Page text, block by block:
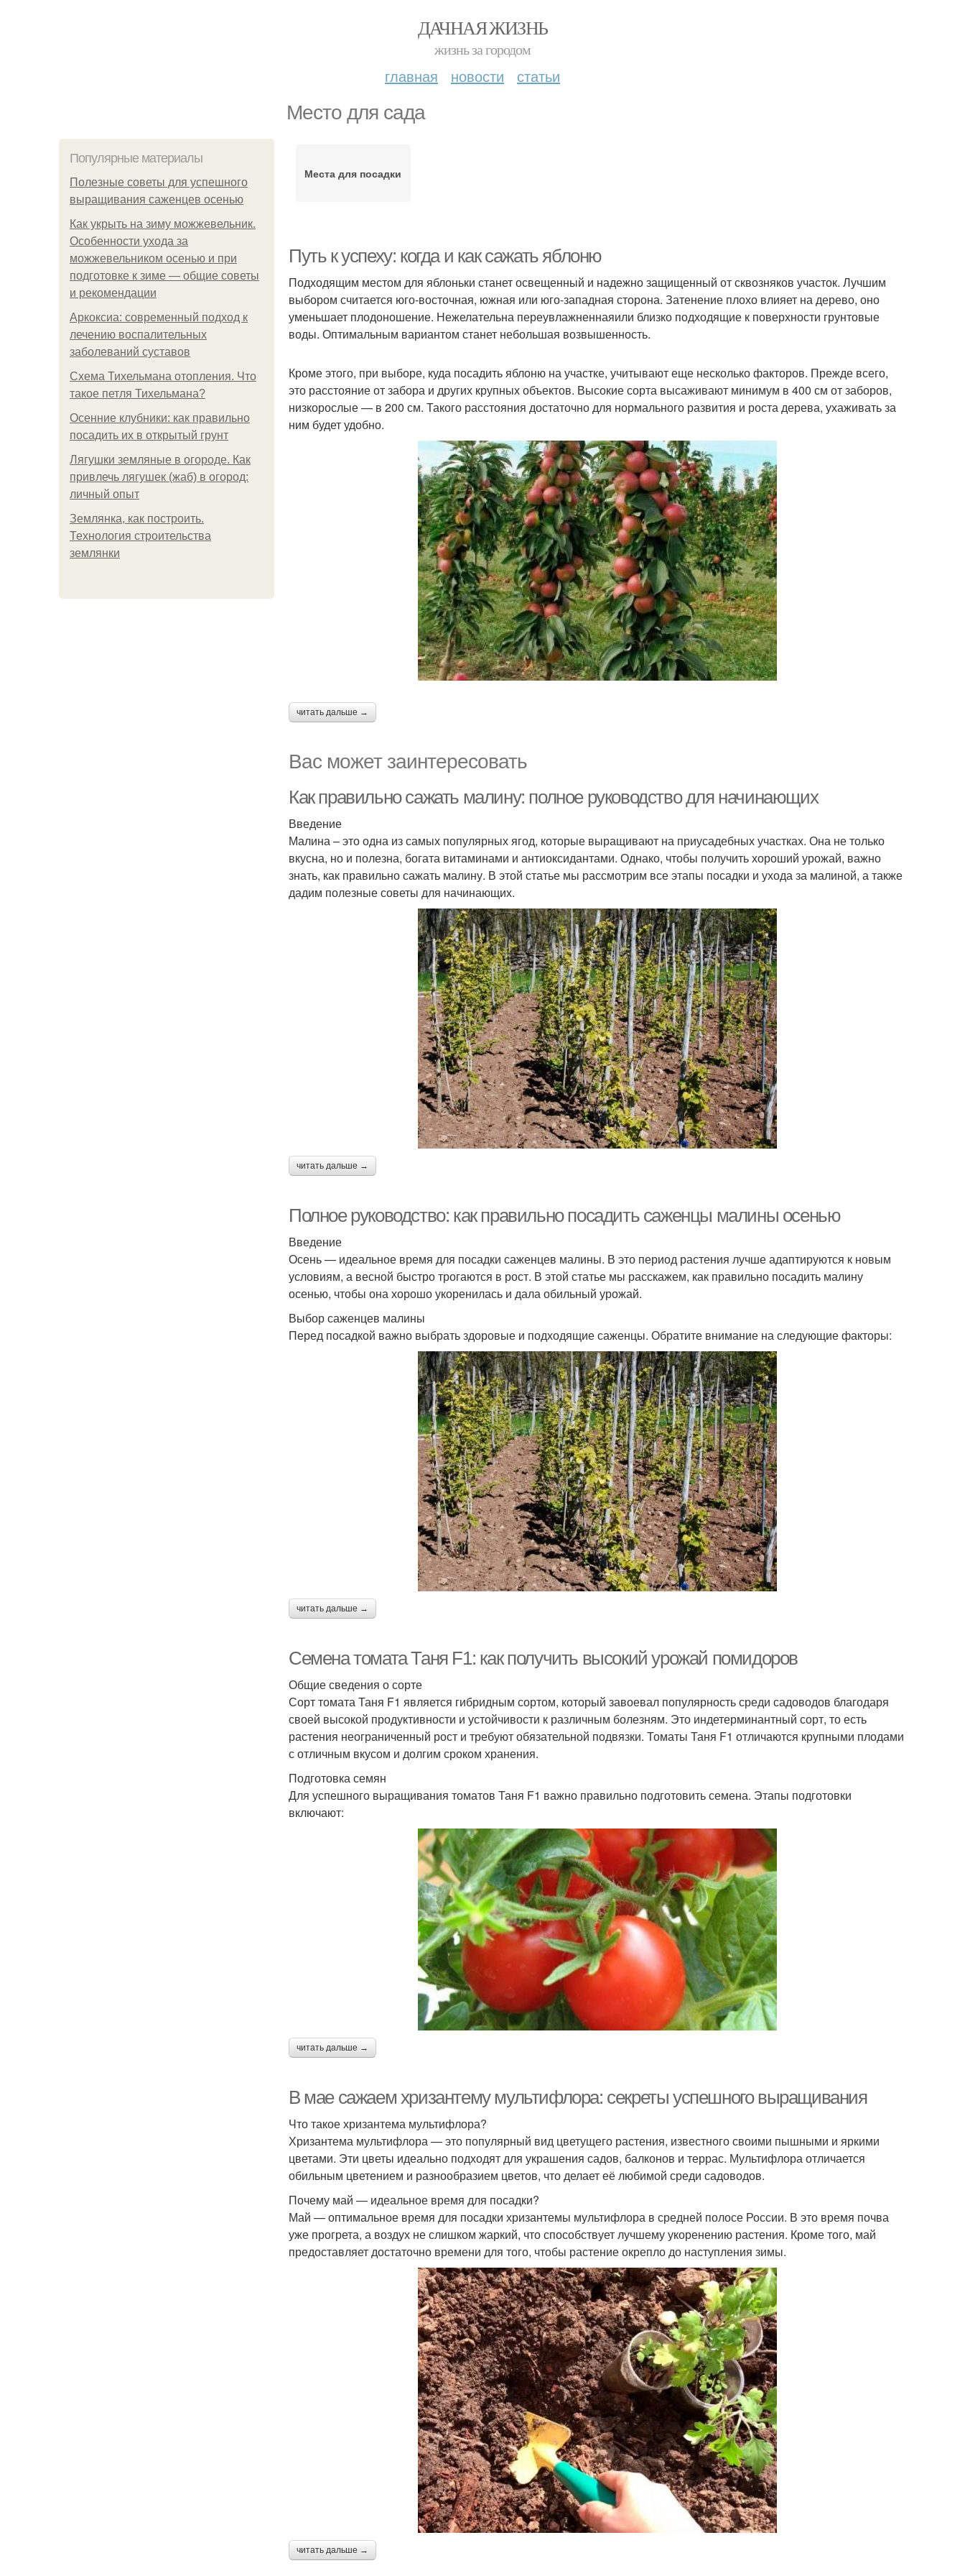
ДАЧНАЯ ЖИЗНЬ
жизнь за городом
главная новости статьи
Место для сада
Популярные материалы
Полезные советы для успешного
выращивания саженцев осенью
Как укрыть на зиму можжевельник.
Особенности ухода за
можжевельником осенью и при
подготовке к зиме — общие советы
и рекомендации
Аркоксиа: современный подход к
лечению воспалительных
заболеваний суставов
Схема Тихельмана отопления. Что
такое петля Тихельмана?
Осенние клубники: как правильно
посадить их в открытый грунт
Лягушки земляные в огороде. Как
привлечь лягушек (жаб) в огород:
личный опыт
Землянка, как построить.
Технология строительства
землянки
Места для посадки
Путь к успеху: когда и как сажать яблоню
Подходящим местом для яблоньки станет освещенный и надежно защищенный от сквозняков участок. Лучшим
выбором считается юго-восточная, южная или юго-западная сторона. Затенение плохо влияет на дерево, оно
уменьшает плодоношение. Нежелательна переувлажненнаяили близко подходящие к поверхности грунтовые
воды. Оптимальным вариантом станет небольшая возвышенность.
Кроме этого, при выборе, куда посадить яблоню на участке, учитывают еще несколько факторов. Прежде всего,
это расстояние от забора и других крупных объектов. Высокие сорта высаживают минимум в 400 см от заборов,
низкорослые — в 200 см. Такого расстояния достаточно для нормального развития и роста дерева, ухаживать за
ним будет удобно.
читать дальше →
Вас может заинтересовать
Как правильно сажать малину: полное руководство для начинающих
Введение
Малина – это одна из самых популярных ягод, которые выращивают на приусадебных участках. Она не только
вкусна, но и полезна, богата витаминами и антиоксидантами. Однако, чтобы получить хороший урожай, важно
знать, как правильно сажать малину. В этой статье мы рассмотрим все этапы посадки и ухода за малиной, а также
дадим полезные советы для начинающих.
читать дальше →
Полное руководство: как правильно посадить саженцы малины осенью
Введение
Осень — идеальное время для посадки саженцев малины. В это период растения лучше адаптируются к новым
условиям, а весной быстро трогаются в рост. В этой статье мы расскажем, как правильно посадить малину
осенью, чтобы она хорошо укоренилась и дала обильный урожай.
Выбор саженцев малины
Перед посадкой важно выбрать здоровые и подходящие саженцы. Обратите внимание на следующие факторы:
читать дальше →
Семена томата Таня F1: как получить высокий урожай помидоров
Общие сведения о сорте
Сорт томата Таня F1 является гибридным сортом, который завоевал популярность среди садоводов благодаря
своей высокой продуктивности и устойчивости к различным болезням. Это индетерминантный сорт, то есть
растения неограниченный рост и требуют обязательной подвязки. Томаты Таня F1 отличаются крупными плодами
с отличным вкусом и долгим сроком хранения.
Подготовка семян
Для успешного выращивания томатов Таня F1 важно правильно подготовить семена. Этапы подготовки
включают:
читать дальше →
В мае сажаем хризантему мультифлора: секреты успешного выращивания
Что такое хризантема мультифлора?
Хризантема мультифлора — это популярный вид цветущего растения, известного своими пышными и яркими
цветами. Эти цветы идеально подходят для украшения садов, балконов и террас. Мультифлора отличается
обильным цветением и разнообразием цветов, что делает её любимой среди садоводов.
Почему май — идеальное время для посадки?
Май — оптимальное время для посадки хризантемы мультифлора в средней полосе России. В это время почва
уже прогрета, а воздух не слишком жаркий, что способствует лучшему укоренению растения. Кроме того, май
предоставляет достаточно времени для того, чтобы растение окрепло до наступления зимы.
читать дальше →